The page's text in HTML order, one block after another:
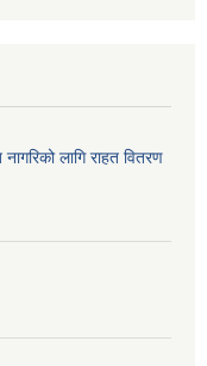
लागि राहत वितरण